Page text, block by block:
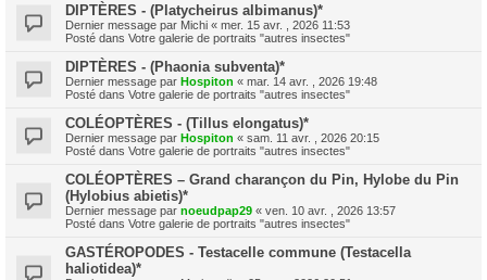
DIPTÈRES - (Platycheirus albimanus)*
Dernier message par Michi « mer. 15 avr. , 2026 11:53
Posté dans Votre galerie de portraits "autres insectes"
DIPTÈRES - (Phaonia subventa)*
Dernier message par Hospiton « mar. 14 avr. , 2026 19:48
Posté dans Votre galerie de portraits "autres insectes"
COLÉOPTÈRES - (Tillus elongatus)*
Dernier message par Hospiton « sam. 11 avr. , 2026 20:15
Posté dans Votre galerie de portraits "autres insectes"
COLÉOPTÈRES – Grand charançon du Pin, Hylobe du Pin
(Hylobius abietis)*
Dernier message par noeudpap29 « ven. 10 avr. , 2026 13:57
Posté dans Votre galerie de portraits "autres insectes"
GASTÉROPODES - Testacelle commune (Testacella
haliotidea)*